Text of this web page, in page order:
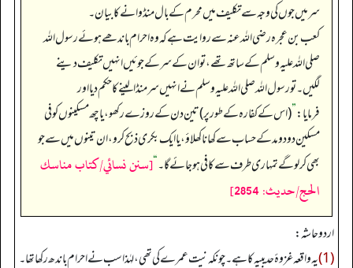
سر میں جوں کی وجہ سے تکلیف میں محرم کے بال منڈوانے کا بیان۔
کعب بن عجرہ رضی الله عنہ سے روایت ہے کہ وہ احرام باندھے ہوئے رسول اللہ
صلی اللہ علیہ وسلم کے ساتھ تھے، تو ان کے سر کے جوئیں انہیں تکلیف دینے
لگیں۔ تو رسول اللہ صلی اللہ علیہ وسلم نے انہیں سر منڈا لینے کا حکم دیا اور
فرمایا:”(اس کے کفارہ کے طور پر) تین دن کے روزے رکھو، یا چھ مسکینوں کوفی
مسکین دو دو مد کے حساب سے کھانا کھلاؤ، یا ایک بکری ذبح کرو، ان تینوں میں سے جو
بھی کر لو گے تمہاری طرف سے کافی ہو جائے گا۔‏‏‏‏“[سنن نسائي/كتاب مناسك
الحج/حدیث: 2854]
اردو حاشہ:
(1) یہ واقعہ غزوۂ حدیبیہ کا ہے۔ چونکہ نیت عمرے کی تھی، لہٰذا سب نے احرام باندھ رکھا تھا۔